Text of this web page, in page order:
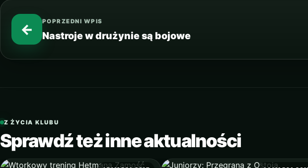
← POPRZEDNI WPIS
Nastroje w drużynie są bojowe
Z ŻYCIA KLUBU
Sprawdź też inne aktualności